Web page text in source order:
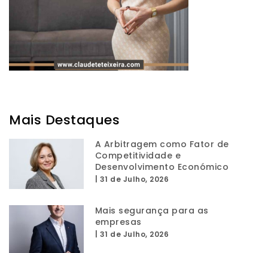
Mais Destaques
A Arbitragem como Fator de
Competitividade e
Desenvolvimento Económico
31 de Julho, 2026
Mais segurança para as
empresas
31 de Julho, 2026